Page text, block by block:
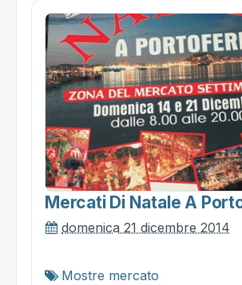
Mercati Di Natale A
domenica 21 dicembre 2014
Mostre mercato